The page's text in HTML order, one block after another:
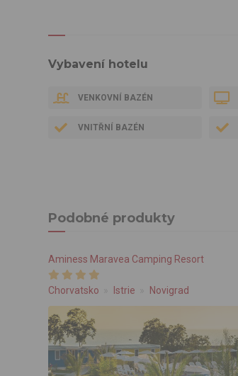
Vybavení hotelu
VENKOVNÍ BAZÉN
VNITŘNÍ BAZÉN
Podobné produkty
Aminess Maravea Camping Resort
Chorvatsko Istrie Novigrad